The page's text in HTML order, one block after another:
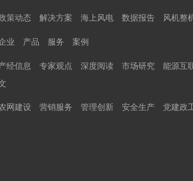
策动态 解决方案 海上风电 数据报告 风机整
业 产品 服务 案例
经信息 专家观点 深度阅读 市场研究 能源互
网建设 营销服务 管理创新 安全生产 党建政